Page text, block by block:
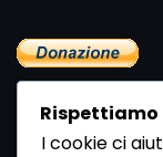
I cookie ci